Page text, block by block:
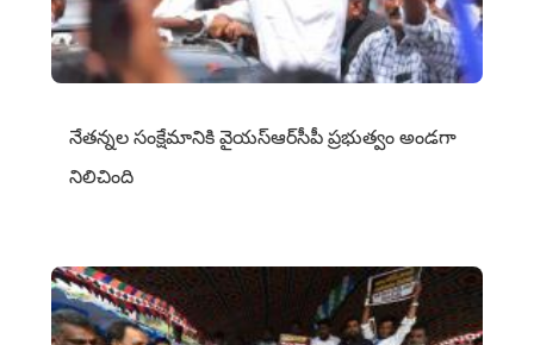
నేతన్నల సంక్షేమానికి వైయ‌స్ఆర్‌సీపీ ప్రభుత్వం అండగా
నిలిచింది